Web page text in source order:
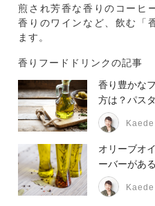
煎され芳香な香りのコーヒ
香りのワインなど、飲む「
ます。
香りフードドリンクの記事
香り豊かな
方は？パス
Kaede
オリーブオ
ーバーがあ
Kaede